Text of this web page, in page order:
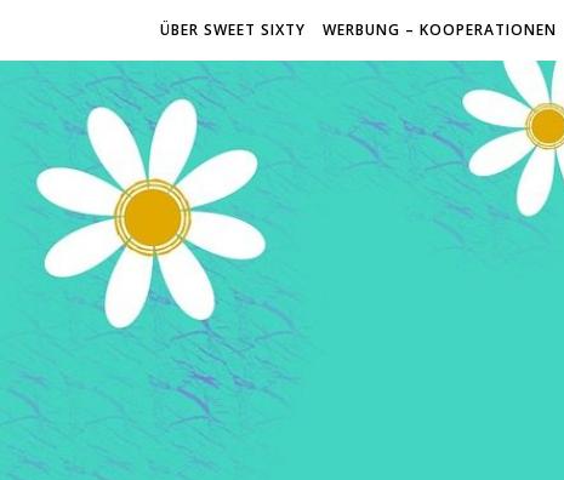
ÜBER SWEET SIXTY WERBUNG – KOOPERATIONEN